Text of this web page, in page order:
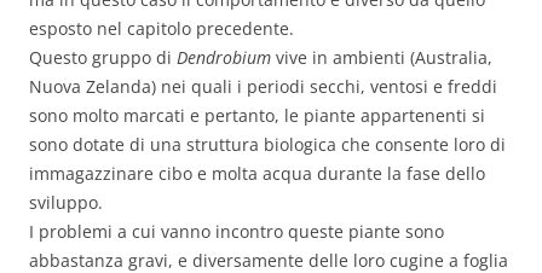
esposto nel capitolo precedente.
Questo gruppo di Dendrobium vive in ambienti (Australia,
Nuova Zelanda) nei quali i periodi secchi, ventosi e freddi
sono molto marcati e pertanto, le piante appartenenti si
sono dotate di una struttura biologica che consente loro di
immagazzinare cibo e molta acqua durante la fase dello
sviluppo.
I problemi a cui vanno incontro queste piante sono
abbastanza gravi, e diversamente delle loro cugine a foglia